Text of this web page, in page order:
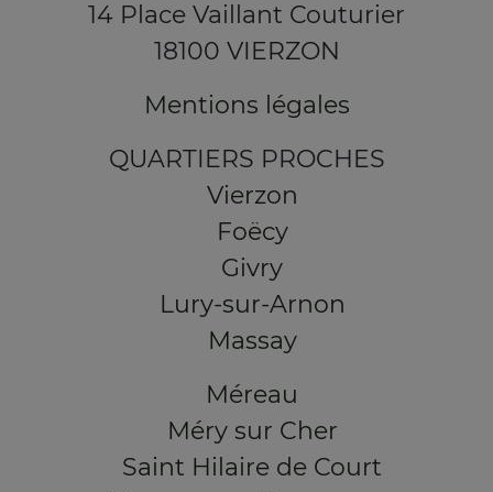
14 Place Vaillant Couturier
18100 VIERZON
Mentions légales
QUARTIERS PROCHES
Vierzon
Foëcy
Givry
Lury-sur-Arnon
Massay
Méreau
Méry sur Cher
Saint Hilaire de Court